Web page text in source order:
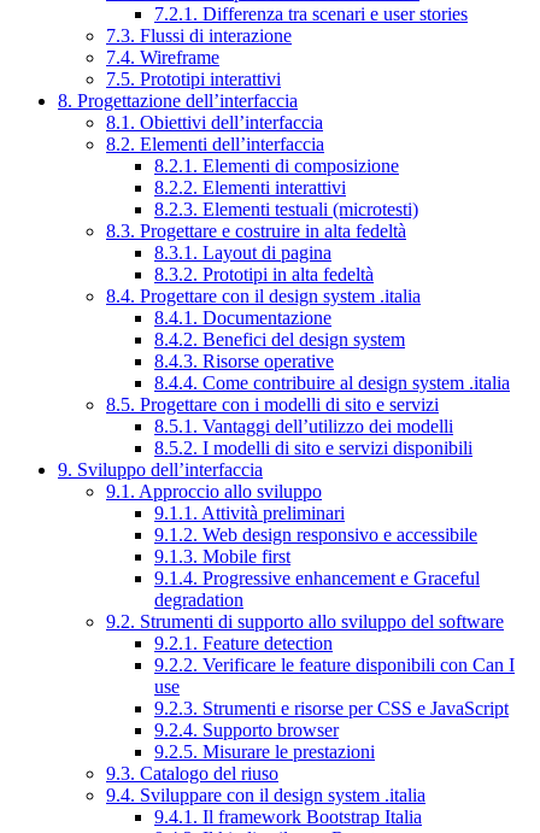
7.2.1. Differenza tra scenari e user stories
7.3. Flussi di interazione
7.4. Wireframe
7.5. Prototipi interattivi
8. Progettazione dell’interfaccia
8.1. Obiettivi dell’interfaccia
8.2. Elementi dell’interfaccia
8.2.1. Elementi di composizione
8.2.2. Elementi interattivi
8.2.3. Elementi testuali (microtesti)
8.3. Progettare e costruire in alta fedeltà
8.3.1. Layout di pagina
8.3.2. Prototipi in alta fedeltà
8.4. Progettare con il design system .italia
8.4.1. Documentazione
8.4.2. Benefici del design system
8.4.3. Risorse operative
8.4.4. Come contribuire al design system .italia
8.5. Progettare con i modelli di sito e servizi
8.5.1. Vantaggi dell’utilizzo dei modelli
8.5.2. I modelli di sito e servizi disponibili
9. Sviluppo dell’interfaccia
9.1. Approccio allo sviluppo
9.1.1. Attività preliminari
9.1.2. Web design responsivo e accessibile
9.1.3. Mobile first
9.1.4. Progressive enhancement e Graceful
degradation
9.2. Strumenti di supporto allo sviluppo del software
9.2.1. Feature detection
9.2.2. Verificare le feature disponibili con Can I
use
9.2.3. Strumenti e risorse per CSS e JavaScript
9.2.4. Supporto browser
9.2.5. Misurare le prestazioni
9.3. Catalogo del riuso
9.4. Sviluppare con il design system .italia
9.4.1. Il framework Bootstrap Italia